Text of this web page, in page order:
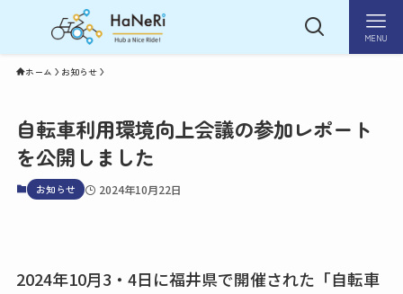
MENU
ホーム お知らせ
自転車利用環境向上会議の参加レポート
を公開しました
お知らせ 2024年10月22日
2024年10月3・4日に福井県で開催された「自転車